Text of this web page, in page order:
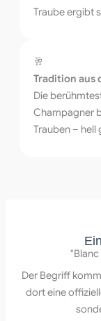
Traube ergibt
🥂
Tradition aus
Die
Champagner
Trauben – hell
Der Begriff
dort eine